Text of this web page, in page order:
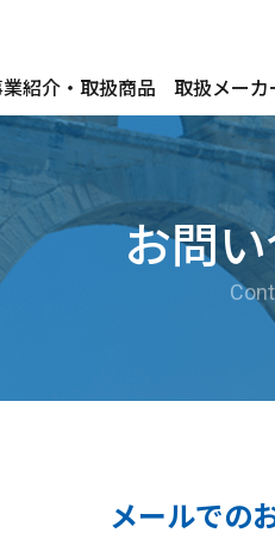
紹介・取扱商品 取扱メーカ
お問
メールでの